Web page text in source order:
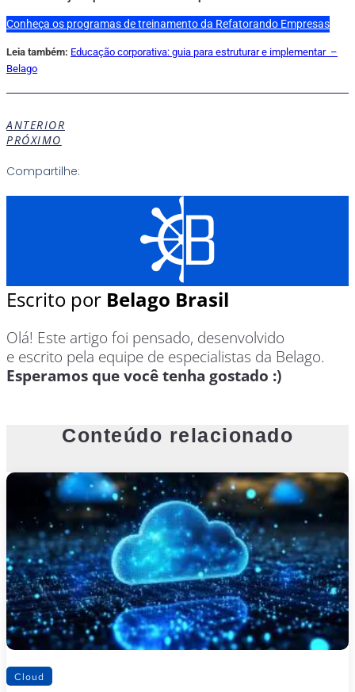
Conheça os programas de treinamento da Refatorando Empresas
Leia também: Educação corporativa: guia para estruturar e implementar –
Belago
ANTERIOR
PRÓXIMO
Compartilhe:
Escrito por Belago Brasil
Olá! Este artigo foi pensado, desenvolvido
e escrito pela equipe de especialistas da Belago.
Esperamos que você tenha gostado :)
Conteúdo relacionado
Cloud